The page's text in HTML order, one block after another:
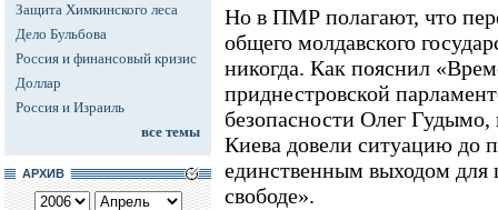
Защита Химкинского леса
Дело Бульбова
Россия и финансовый кризис
Доллар
Россия и Израиль
все темы
АРХИВ
Но в ПМР полагают, что
общего молдавского
никогда. Как пояснил
приднестровской
безопасности Олег
Киева довели ситуацию до
единственным выходом для
свободе».